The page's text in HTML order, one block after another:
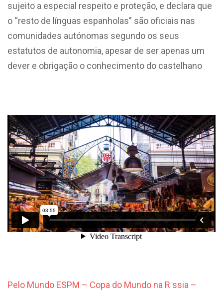
sujeito a especial respeito e proteção, e declara que
o “resto de línguas espanholas” são oficiais nas
comunidades autónomas segundo os seus
estatutos de autonomia, apesar de ser apenas um
dever e obrigação o conhecimento do castelhano
Pelo Mundo ESPM – Copa do Mundo na R ssia –